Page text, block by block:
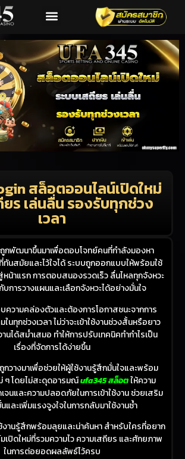
สล็อตออนไลน์เปิดใหม่
ยร เล่นลื่น รองรับทุกช่วง
เวลา
กพัฒนาขึ้นมาเพื่อตอบโจทย์คนที่กำลังมองหา
นสมัยและไว้ใจได้ ระบบถูกออกแบบให้พร้อมใช้
หน้าแรก การตอบสนองรวดเร็ว ลื่นไหลทุกจังหวะ
การวางแผนและเลือกจังหวะได้อย่างมั่นใจ
ความคล่องตัวและต้องการโอกาสชนะจากการ
นทุกช่วงเวลา ไม่ว่าจะเข้าใช้งานช่วงสั้นหรือยาว
นได้สม่ำเสมอ ทำให้การปรับเทคนิคทำกำไรเป็น
เรื่องที่จัดการได้ง่ายขึ้น
วางมาเพื่อช่วยให้ผู้ใช้งานรู้สึกมั่นใจและพร้อม
ๆ โดยไม่สะดุดอารมณ์ufa345 สล็อตให้ความ
นและความปลอดภัยในการเข้าใช้งาน ช่วยเสริม
และเพิ่มแรงจูงใจในการกลับมาใช้งานซ้ำ
งานรู้สึกพร้อมลุยและน่าค้นหา สำหรับใครที่อยาก
ดใหม่ที่รวมความไว ความเสถียร และศักยภาพ
ในการต่อยอดผลลัพธ์ไว้ครบ